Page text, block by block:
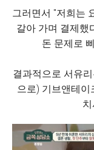
그러면서 "저희는
갈아 가며 결제했
돈 문제로
결과적으로 서유
으로) 기브앤테이